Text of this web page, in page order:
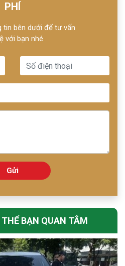
PHÍ
tin bên dưới để tư vấn
với bạn nhé
Gửi
BẠN QUAN TÂM